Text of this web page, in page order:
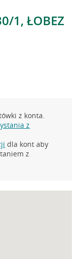
1, ŁOBEZ
z konta.
z
dla kont aby
z